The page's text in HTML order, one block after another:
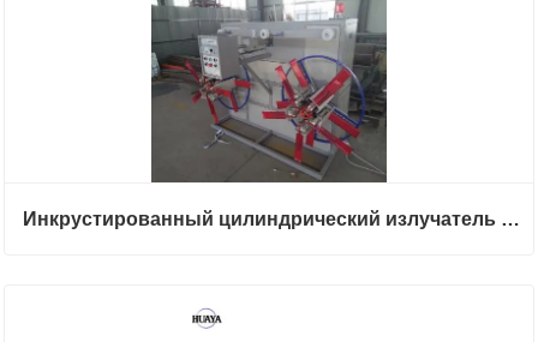
Инкрустированный цилиндрический излучатель Drip Hose Extruder